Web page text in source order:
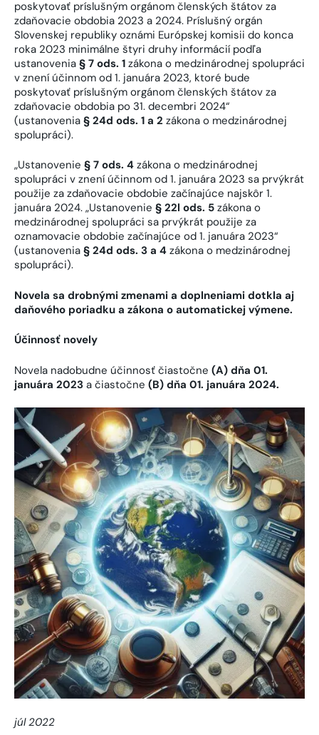
poskytovať príslušným orgánom členských štátov za
zdaňovacie obdobia 2023 a 2024. Príslušný orgán
Slovenskej republiky oznámi Európskej komisii do konca
roka 2023 minimálne štyri druhy informácií podľa
ustanovenia § 7 ods. 1 zákona o medzinárodnej spolupráci
v znení účinnom od 1. januára 2023, ktoré bude
poskytovať príslušným orgánom členských štátov za
zdaňovacie obdobia po 31. decembri 2024“
(ustanovenia § 24d ods. 1 a 2 zákona o medzinárodnej
spolupráci).
„Ustanovenie § 7 ods. 4 zákona o medzinárodnej
spolupráci v znení účinnom od 1. januára 2023 sa prvýkrát
použije za zdaňovacie obdobie začínajúce najskôr 1.
januára 2024. „Ustanovenie § 22l ods. 5 zákona o
medzinárodnej spolupráci sa prvýkrát použije za
oznamovacie obdobie začínajúce od 1. januára 2023“
(ustanovenia § 24d ods. 3 a 4 zákona o medzinárodnej
spolupráci).
Novela sa drobnými zmenami a doplneniami dotkla aj
daňového poriadku a zákona o automatickej výmene.
Účinnosť novely
Novela nadobudne účinnosť čiastočne (A) dňa 01.
januára 2023 a čiastočne (B) dňa 01. januára 2024.
júl 2022